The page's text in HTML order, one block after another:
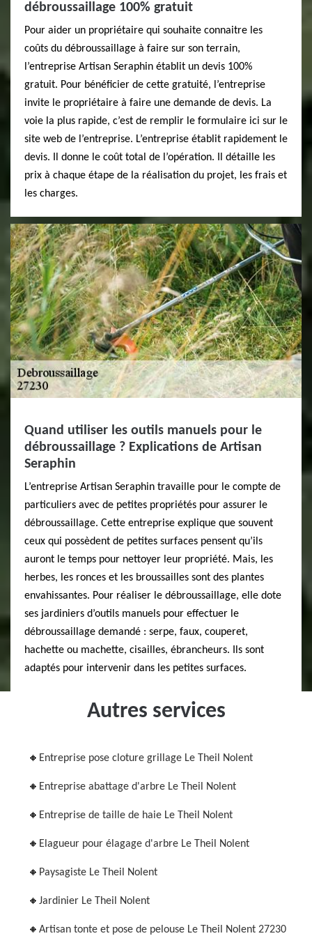
débroussaillage 100% gratuit
Pour aider un propriétaire qui souhaite connaitre les
coûts du débroussaillage à faire sur son terrain,
l’entreprise Artisan Seraphin établit un devis 100%
gratuit. Pour bénéficier de cette gratuité, l’entreprise
invite le propriétaire à faire une demande de devis. La
voie la plus rapide, c’est de remplir le formulaire ici sur le
site web de l’entreprise. L’entreprise établit rapidement le
devis. Il donne le coût total de l’opération. Il détaille les
prix à chaque étape de la réalisation du projet, les frais et
les charges.
Quand utiliser les outils manuels pour le
débroussaillage ? Explications de Artisan
Seraphin
L’entreprise Artisan Seraphin travaille pour le compte de
particuliers avec de petites propriétés pour assurer le
débroussaillage. Cette entreprise explique que souvent
ceux qui possèdent de petites surfaces pensent qu’ils
auront le temps pour nettoyer leur propriété. Mais, les
herbes, les ronces et les broussailles sont des plantes
envahissantes. Pour réaliser le débroussaillage, elle dote
ses jardiniers d’outils manuels pour effectuer le
débroussaillage demandé : serpe, faux, couperet,
hachette ou machette, cisailles, ébrancheurs. Ils sont
adaptés pour intervenir dans les petites surfaces.
Autres services
Entreprise pose cloture grillage Le Theil Nolent
Entreprise abattage d'arbre Le Theil Nolent
Entreprise de taille de haie Le Theil Nolent
Elagueur pour élagage d'arbre Le Theil Nolent
Paysagiste Le Theil Nolent
Jardinier Le Theil Nolent
Artisan tonte et pose de pelouse Le Theil Nolent 27230